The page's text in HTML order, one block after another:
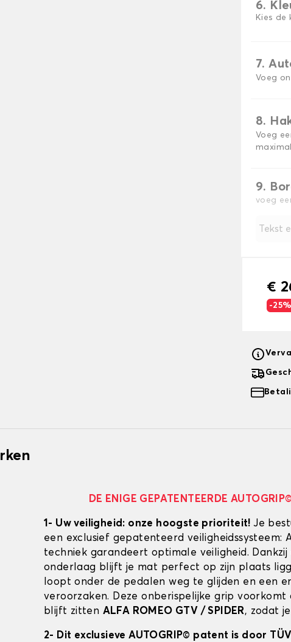
6.
Kies de
7.
Voeg
8.
Voeg
9.
voeg
Tekst
€
-25%
DE ENIGE GEPATENTEERDE
1- Uw veiligheid: onze hoogste prioriteit!Je
een exclusief gepatenteerd veiligheidssysteem:
techniek garandeert optimale veiligheid.
onderlaag blijft je mat perfect op zijn plaats
loopt onder de pedalen weg te glijden en een
veroorzaken. Deze onberispelijke grip
blijft zitten ALFA ROMEO GTV / SPIDER, zodat
2- Dit exclusieve AUTOGRIP© patent is door